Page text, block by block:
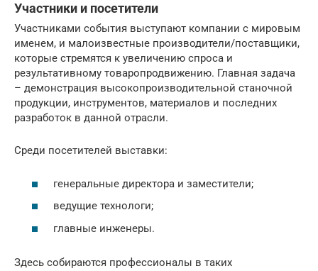
Участники и посетители
Участниками события выступают компании с мировым
именем, и малоизвестные производители/поставщики,
которые стремятся к увеличению спроса и
результативному товаропродвижению. Главная задача
– демонстрация высокопроизводительной станочной
продукции, инструментов, материалов и последних
разработок в данной отрасли.
Среди посетителей выставки:
генеральные директора и заместители;
ведущие технологи;
главные инженеры.
Здесь собираются профессионалы в таких